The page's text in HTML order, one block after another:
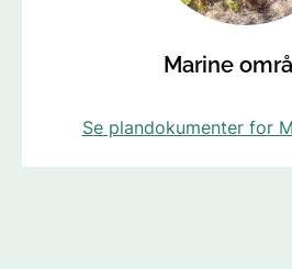
Marine
Se plandokumenter for